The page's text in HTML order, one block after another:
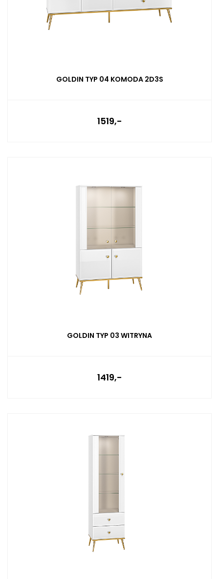
GOLDIN TYP 04 KOMODA 2D3S
1519,-
GOLDIN TYP 03 WITRYNA
1419,-